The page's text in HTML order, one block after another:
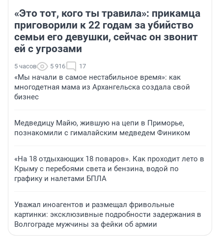
«Это тот, кого ты травила»: прикамца
приговорили к 22 годам за убийство
семьи его девушки, сейчас он звонит
ей с угрозами
5 часов 5 916 17
«Мы начали в самое нестабильное время»: как
многодетная мама из Архангельска создала свой
бизнес
Медведицу Майю, жившую на цепи в Приморье,
познакомили с гималайским медведем Фиником
«На 18 отдыхающих 18 поваров». Как проходит лето в
Крыму с перебоями света и бензина, водой по
графику и налетами БПЛА
Уважал иноагентов и размещал фривольные
картинки: эксклюзивные подробности задержания в
Волгограде мужчины за фейки об армии